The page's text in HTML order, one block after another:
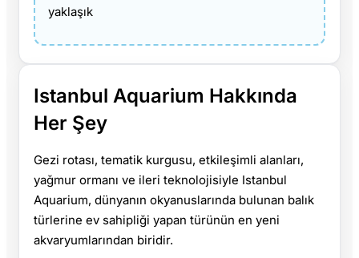
yaklaşık
Istanbul Aquarium Hakkında
Her Şey
Gezi rotası, tematik kurgusu, etkileşimli alanları,
yağmur ormanı ve ileri teknolojisiyle Istanbul
Aquarium, dünyanın okyanuslarında bulunan balık
türlerine ev sahipliği yapan türünün en yeni
akvaryumlarından biridir.